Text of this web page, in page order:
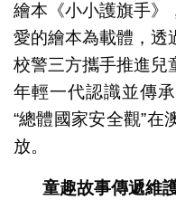
繪本《小小護旗手》
愛的繪本為載體，透
校警三方攜手推進兒
年輕一代認識並傳
“總體國家安全觀”在
放。
童趣故事傳遞維